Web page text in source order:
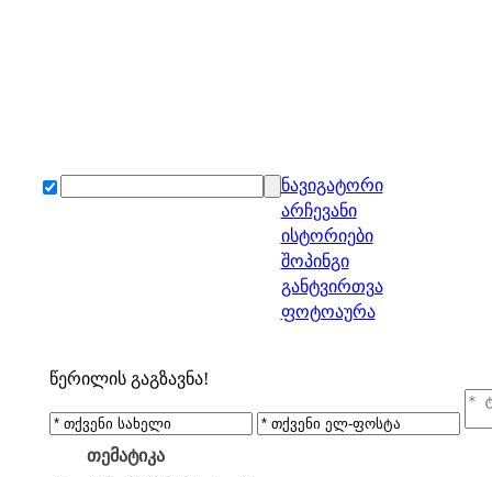
ნავიგატორი
არჩევანი
ისტორიები
შოპინგი
განტვირთვა
ფოტოაურა
წერილის გაგზავნა!
თემატიკა